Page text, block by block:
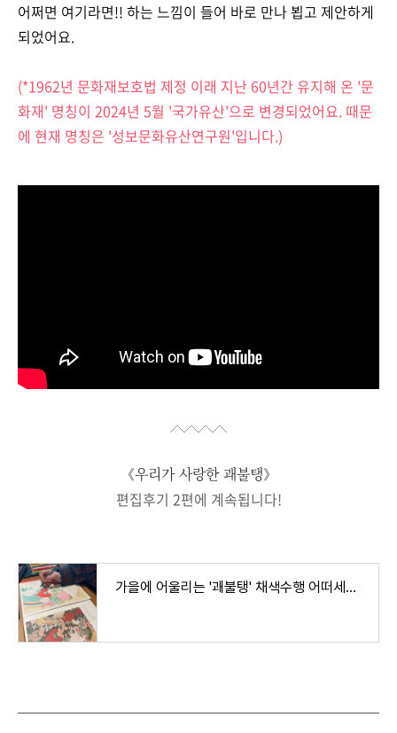
어쩌면 여기라면!! 하는 느낌이 들어 바로 만나 뵙고 제안하게
되었어요.
(*1962년 문화재보호법 제정 이래 지난 60년간 유지해 온 '문
화재' 명칭이 2024년 5월 '국가유산'으로 변경되었어요. 때문
에 현재 명칭은 '성보문화유산연구원'입니다.)
《우리가 사랑한 괘불탱》
편집후기 2편에 계속됩니다!
가을에 어울리는 '괘불탱' 채색수행 어떠세요?(편집후기 2탄)